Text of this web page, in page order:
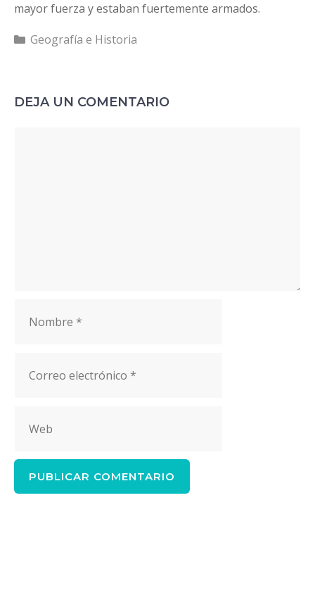
mayor fuerza y estaban fuertemente armados.
Categorías
Geografía e Historia
DEJA UN COMENTARIO
electrónico